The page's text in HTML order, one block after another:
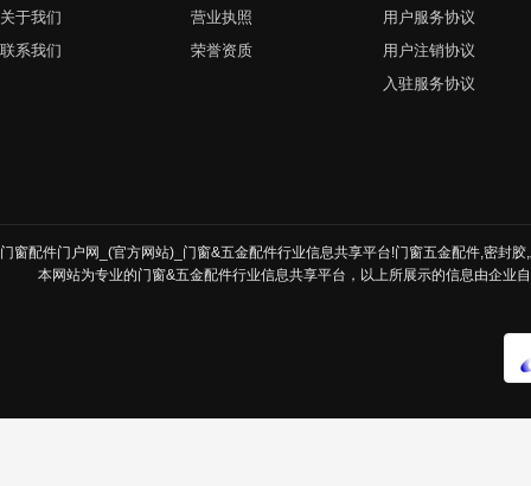
关于我们
联系我们
营业执照
荣誉资质
用户服务协议
用户注销协议
入驻服务协议
门窗配件门户网_(官方网站)_门窗&五金配件行业信息共享平台!门窗五金配件,密封
本网站为专业的门窗&五金配件行业信息共享平台，以上所展示的信息由企业